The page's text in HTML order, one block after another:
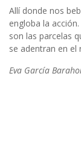
Allí donde nos
engloba la
son las parcelas
se adentran en
Eva García